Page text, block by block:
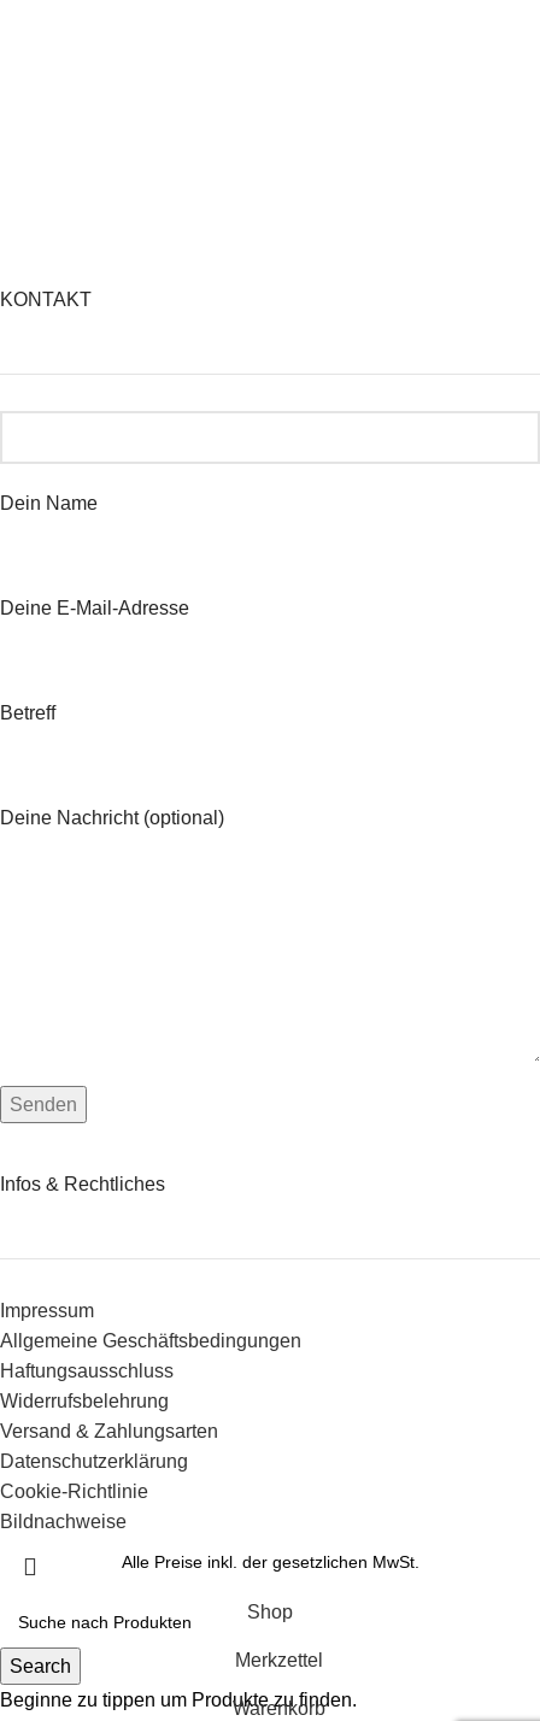
KONTAKT
Dein Name
Deine E-Mail-Adresse
Betreff
Deine Nachricht (optional)
Infos & Rechtliches
Impressum
Allgemeine Geschäftsbedingungen
Haftungsausschluss
Widerrufsbelehrung
Versand & Zahlungsarten
Datenschutzerklärung
Cookie-Richtlinie
Bildnachweise
Search
Beginne zu tippen um Produkte zu finden.
Alle Preise inkl. der gesetzlichen MwSt.
Shop
Merkzettel
Warenkorb